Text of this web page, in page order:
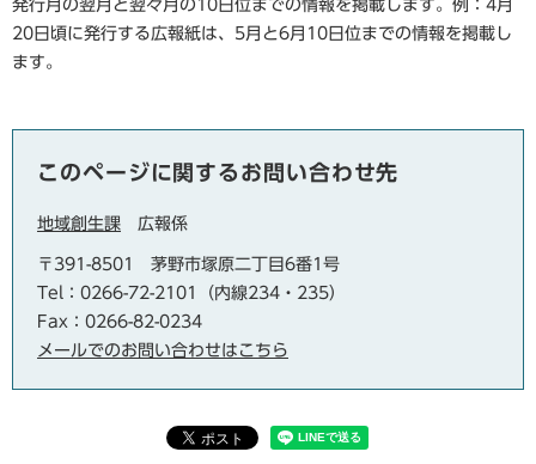
発行月の翌月と翌々月の10日位までの情報を掲載します。例：4月
20日頃に発行する広報紙は、5月と6月10日位までの情報を掲載し
ます。
このページに関するお問い合わせ先
地域創生課 広報係
〒391-8501
茅野市塚原二丁目6番1号
Tel：0266-72-2101（内線234・235）
Fax：0266-82-0234
メールでのお問い合わせはこちら